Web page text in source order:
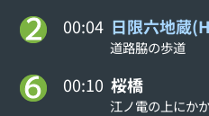
00:04 日限六地蔵
道路脇の歩道
00:10桜橋
江ノ電の上にか